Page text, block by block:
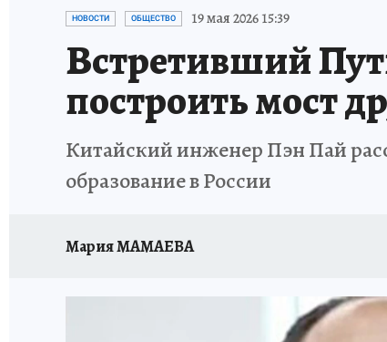
ИСПЫТАНО НА СЕБЕ
НОВОСТИ ОБЩЕСТВО 19 мая 2026 15:39
Встретивший
построить мост
Китайский инженер Пэн Пай
образование в России
Мария МАМАЕВА